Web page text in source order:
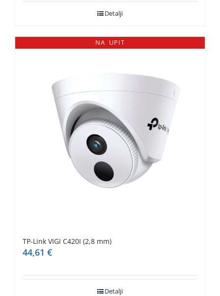
Detalji
NA UPIT
TP-Link VIGI C420I (2,8 mm)
44,61 €
Detalji